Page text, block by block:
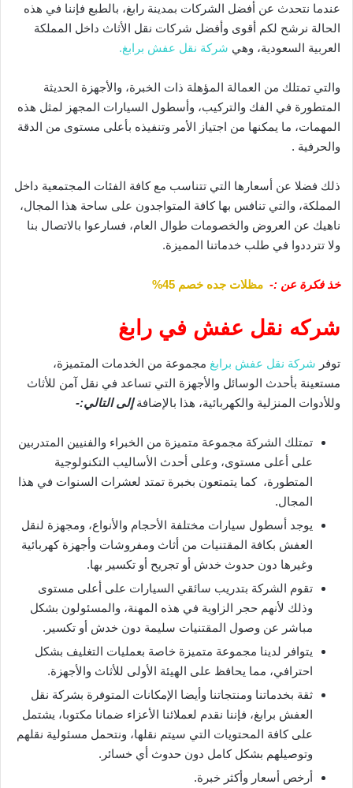
عندما نتحدث عن أفضل الشركات بمدينة رابغ، بالطبع فإننا في هذه
الحالة نرشح لكم أقوى وأفضل شركات نقل الأثاث داخل المملكة
العربية السعودية، وهي شركة نقل عفش برابغ.
والتي تمتلك من العمالة المؤهلة ذات الخبرة، والأجهزة الحديثة
المتطورة في الفك والتركيب، وأسطول السيارات المجهز لمثل هذه
المهمات، ما يمكنها من اجتياز الأمر وتنفيذه بأعلى مستوى من الدقة
والحرفية .
ذلك فضلا عن أسعارها التي تتناسب مع كافة الفئات المجتمعية داخل
المملكة، والتي تنافس بها كافة المتواجدون على ساحة هذا المجال،
ناهيك عن العروض والخصومات طوال العام، فسارعوا بالاتصال بنا
ولا تترددوا في طلب خدماتنا المميزة.
خذ فكرة عن :- مظلات جده خصم 45%
شركه نقل عفش في رابغ
توفر شركة نقل عفش برابغ مجموعة من الخدمات المتميزة،
مستعينة بأحدث الوسائل والأجهزة التي تساعد في نقل آمن للأثاث
وللأدوات المنزلية والكهربائية، هذا بالإضافةإلى التالي:-
تمتلك الشركة مجموعة متميزة من الخبراء والفنيين المتدربين
على أعلى مستوى، وعلى أحدث الأساليب التكنولوجية
المتطورة، كما يتمتعون بخبرة تمتد لعشرات السنوات في هذا
المجال.
يوجد أسطول سيارات مختلفة الأحجام والأنواع، ومجهزة لنقل
العفش بكافة المقتنيات من أثاث ومفروشات وأجهزة كهربائية
وغيرها دون حدوث خدش أو تجريح أو تكسير بها.
تقوم الشركة بتدريب سائقي السيارات على أعلى مستوى
وذلك لأنهم حجر الزاوية في هذه المهنة، والمسئولون بشكل
مباشر عن وصول المقتنيات سليمة دون خدش أو تكسير.
يتوافر لدينا مجموعة متميزة خاصة بعمليات التغليف بشكل
احترافي، مما يحافظ على الهيئة الأولى للأثاث والأجهزة.
ثقة بخدماتنا ومنتجاتنا وأيضا الإمكانات المتوفرة بشركة نقل
العفش برابغ، فإننا نقدم لعملائنا الأعزاء ضمانا مكتوبا، يشتمل
على كافة المحتويات التي سيتم نقلها، ونتحمل مسئولية نقلهم
وتوصيلهم بشكل كامل دون حدوث أي خسائر.
أرخص أسعار وأكثر خبرة.